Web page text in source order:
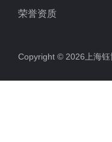
荣誉资质
Copyright © 2026上海